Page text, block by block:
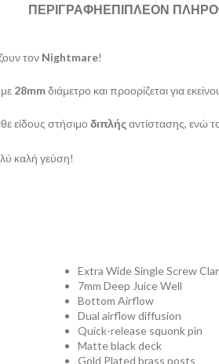
ΠΕΡΙΓΡΑΦΉΕΠΙΠΛΈΟΝ
τον Nightmare!
28mmδιάμετρο και προορίζεται για
είδους στήσιμο διπλήςαντίστασης, ενώ
καλή γεύση!
Extra Wide Single Screw
7mm Deep Juice Well
Bottom Airflow
Dual airflow diffusion
Quick-release squonk pin
Matte black deck
Gold Plated brass posts